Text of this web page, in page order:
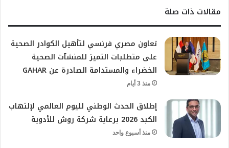
مقالات ذات صلة
تعاون مصري فرنسي لتأهيل الكوادر الصحية
على متطلبات التميز للمنشآت الصحية
الخضراء والمستدامة الصادرة عن GAHAR
منذ 3 أيام
إطلاق الحدث الوطني لليوم العالمي لإلتهاب
الكبد 2026 برعاية شركة روش للأدوية
منذ أسبوع واحد